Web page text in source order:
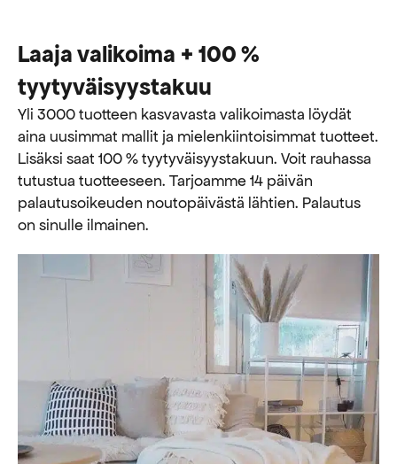
Laaja valikoima + 100 %
tyytyväisyystakuu
Yli 3000 tuotteen kasvavasta valikoimasta löydät
aina uusimmat mallit ja mielenkiintoisimmat tuotteet.
Lisäksi saat 100 % tyytyväisyystakuun. Voit rauhassa
tutustua tuotteeseen. Tarjoamme 14 päivän
palautusoikeuden noutopäivästä lähtien. Palautus
on sinulle ilmainen.